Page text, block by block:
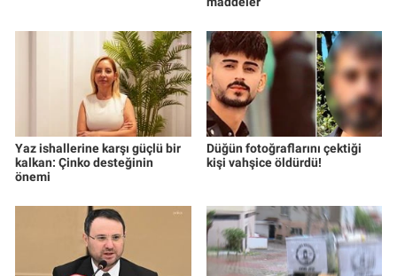
Yaz ishallerine karşı güçlü bir
kalkan: Çinko desteğinin
önemi
Düğün fotoğraflarını çektiği
kişi vahşice öldürdü!